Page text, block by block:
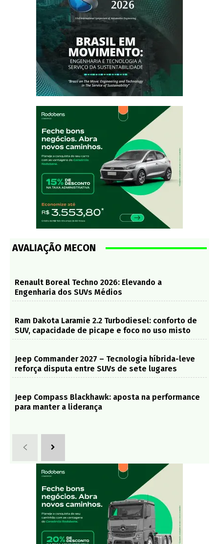
AVALIAÇÃO MECON
Renault Boreal Techno 2026: Elevando a
Engenharia dos SUVs Médios
Ram Dakota Laramie 2.2 Turbodiesel: conforto de
SUV, capacidade de picape e foco no uso misto
Jeep Commander 2027 – Tecnologia híbrida-leve
reforça disputa entre SUVs de sete lugares
Jeep Compass Blackhawk: aposta na performance
para manter a liderança